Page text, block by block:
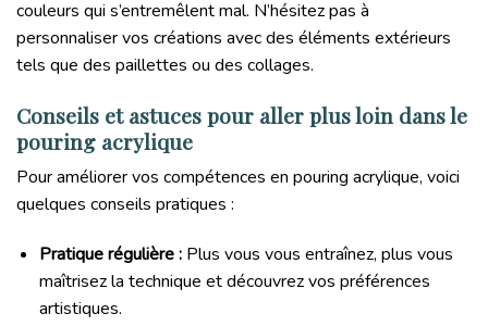
couleurs qui s’entremêlent mal. N’hésitez pas à
personnaliser vos créations avec des éléments extérieurs
tels que des paillettes ou des collages.
Conseils et astuces pour aller plus loin dans le
pouring acrylique
Pour améliorer vos compétences en pouring acrylique, voici
quelques conseils pratiques :
Pratique régulière :Plus vous vous entraînez, plus vous
maîtrisez la technique et découvrez vos préférences
artistiques.